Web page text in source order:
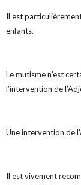
Il est
enfants.
Le mutisme n’est
l’intervention de
Une intervention de
Il est vivement